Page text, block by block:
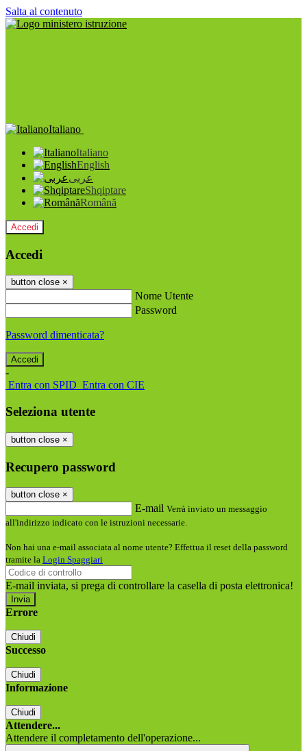
Salta al contenuto
Italiano
Italiano
English
عربى
Shqiptare
Română
Accedi
Accedi
button close ×
Nome Utente
Password
Password dimenticata?
-
Entra con SPID Entra con CIE
Seleziona utente
button close ×
Recupero password
button close ×
E-mail Verrà inviato un messaggio
all'indirizzo indicato con le istruzioni necessarie.
Non hai una e-mail associata al nome utente? Effettua il reset della password
tramite la Login Spaggiari
E-mail inviata, si prega di controllare la casella di posta elettronica!
Errore
Chiudi
Successo
Chiudi
Informazione
Chiudi
Attendere...
Attendere il completamento dell'operazione...